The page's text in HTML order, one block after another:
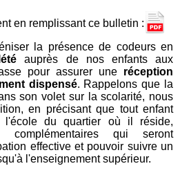
en remplissant ce bulletin :
la présence de codeurs en
auprès de nos enfants aux
pour assurer une réception
dispensé. Rappelons que la
son volet sur la scolarité, nous
en précisant que tout enfant
l'école du quartier où il réside,
complémentaires qui seront
effective et pouvoir suivre un
l'enseignement supérieur.